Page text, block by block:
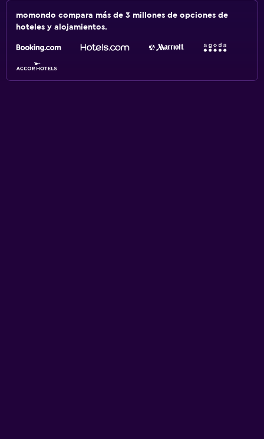
momondo compara más de 3 millones de opciones de
hoteles y alojamientos.